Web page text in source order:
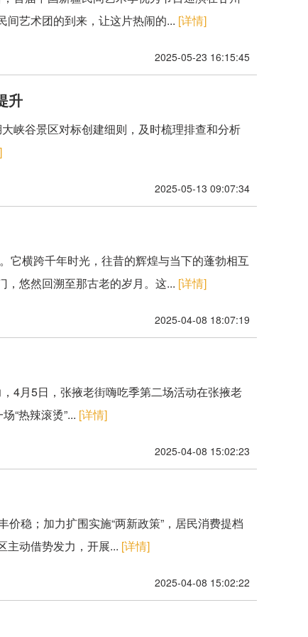
间艺术团的到来，让这片热闹的... [详情]
2025-05-23 16:15:45
升
峡谷景区对标创建细则，及时梳理排查和分析
2025-05-13 09:07:34
它横跨千年时光，往昔的辉煌与当下的蓬勃相互
悠然回溯至那古老的岁月。这... [详情]
2025-04-08 18:07:19
4月5日，张掖老街嗨吃季第二场活动在张掖老
“热辣滚烫”... [详情]
2025-04-08 15:02:23
价稳；加力扩围实施“两新政策”，居民消费提档
动借势发力，开展... [详情]
2025-04-08 15:02:22